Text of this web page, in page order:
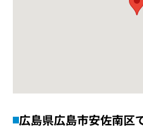
広島県広島市安佐南区